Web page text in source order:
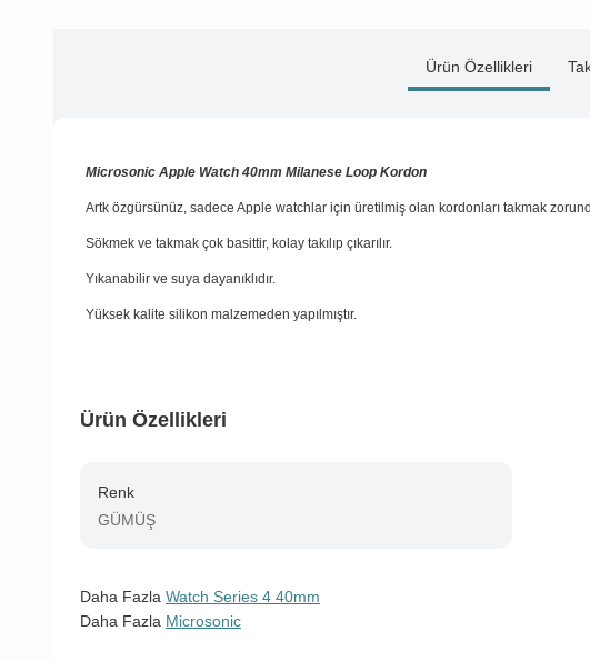
Ürün Özellikleri
Microsonic Apple Watch 40mm Milanese Loop Kordon
Artk özgürsünüz, sadece Apple watchlar için üretilmiş olan kordonları takmak
Sökmek ve takmak çok basittir, kolay takılıp çıkarılır.
Yıkanabilir ve suya dayanıklıdır.
Yüksek kalite silikon malzemeden yapılmıştır.
Ürün Özellikleri
Renk
GÜMÜŞ
Daha Fazla Watch Series 4 40mm
Daha Fazla Microsonic